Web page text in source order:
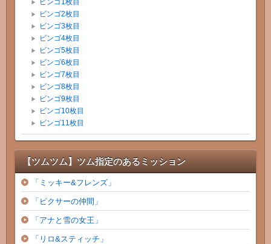
ビンゴ1枚目
ビンゴ2枚目
ビンゴ3枚目
ビンゴ4枚目
ビンゴ5枚目
ビンゴ6枚目
ビンゴ7枚目
ビンゴ8枚目
ビンゴ9枚目
ビンゴ10枚目
ビンゴ11枚目
【ツムツム】ツム指定のあるミッション
「ミッキー&フレンズ」
「ピクサーの仲間」
「アナと雪の女王」
「リロ&スティッチ」